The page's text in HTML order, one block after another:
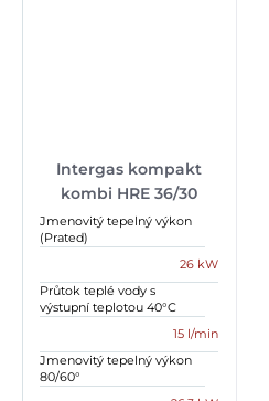
Intergas kompakt
kombi HRE 36/30
Jmenovitý tepelný výkon
(Prated)
26 kW
Průtok teplé vody s
výstupní teplotou 40°C
15 l/min
Jmenovitý tepelný výkon
80/60°